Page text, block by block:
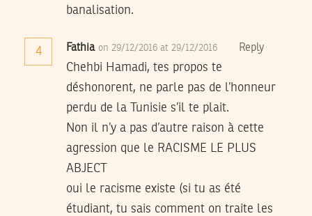
banalisation.
4 Fathia on 29/12/2016 at 29/12/2016 Reply
Chehbi Hamadi, tes propos te
déshonorent, ne parle pas de l’honneur
perdu de la Tunisie s’il te plait.
Non il n’y a pas d’autre raison à cette
agression que le RACISME LE PLUS
ABJECT
oui le racisme existe (si tu as été
étudiant, tu sais comment on traite les